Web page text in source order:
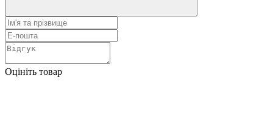
Оцініть товар